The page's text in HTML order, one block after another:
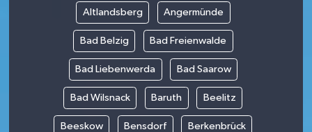
Altlandsberg Angermünde
Bad Belzig Bad Freienwalde
Bad Liebenwerda Bad Saarow
Bad Wilsnack Baruth Beelitz
Beeskow Bensdorf Berkenbrück